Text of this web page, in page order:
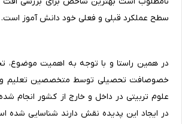
سطح عملکرد قبلی و فعلی خود دانش آموز است.
در همین راستا و با توجه به اهمیت موضوع،
خصوصافت تحصیلی توسط متخصصین تعلیم و
علوم تربیتی در داخل و خارج از کشور انجام
در ایجاد این پدیده نقش دارند شناسایی شده